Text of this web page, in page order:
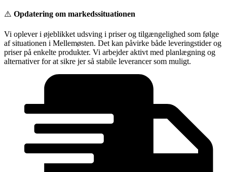
Videre
indhold
⚠️ Opdatering om markedssituationen
Vi oplever i øjeblikket udsving i priser og tilgængelighed som følge
af situationen i Mellemøsten. Det kan påvirke både leveringstider og
priser på enkelte produkter. Vi arbejder aktivt med planlægning og
alternativer for at sikre jer så stabile leverancer som muligt.